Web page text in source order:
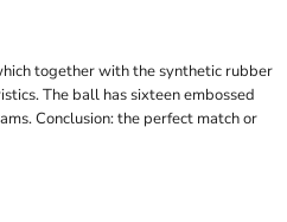
together with the synthetic rubber
The ball has sixteen embossed
Conclusion: the perfect match or